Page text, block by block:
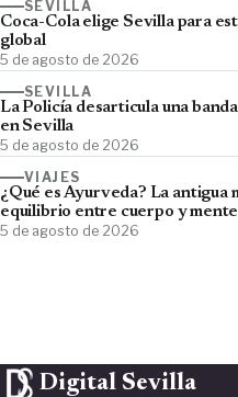
SEVILLA
Coca-Cola elige Sevilla para
global
5 de agosto de 2026
SEVILLA
La Policía desarticula una
en Sevilla
5 de agosto de 2026
VIAJES
¿Qué es Ayurveda? La antigua
equilibrio entre cuerpo y mente
5 de agosto de 2026
Digital Sevilla